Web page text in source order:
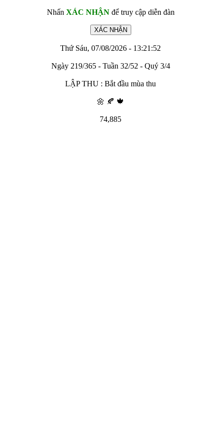
Nhấn XÁC NHẬNđể truy cập diễn đàn
Thứ Sáu, 07/08/2026 - 13:21:52
Ngày 219/365 - Tuần 32/52 - Quý 3/4
LẬP THU : Bắt đầu mùa thu
🌼 🍂 🍁
74,885